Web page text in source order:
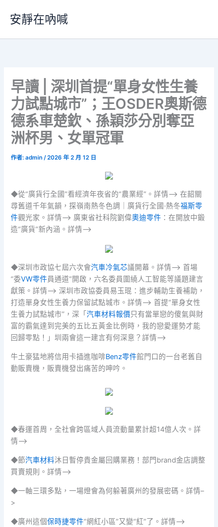
要
安靜在吶喊
早讀 | 深圳首提“單身女性生養
力試點城市”；王OSDER奧斯德
德系車楚欽、孫穎莎分別奪亞
洲杯男、女單冠軍
作者:admin/2026 年 2 月 12 日
◆從“廣貨行全國”看經濟年夜省的“農業經”。詳情–> 在韶關
尋舊道千年氣韻，探嶺南熱冬色調｜廣貨行全國·熱冬福斯零
件觀光家。詳情–> 廣東省社科院劉偉奧迪零件 ：在開放中鍛
造“廣貨”新內涵。詳情–>
◆深圳市政協七屆六次會汽車冷氣芯議開幕。詳情–> 首場
“委VW零件員通道”開啟，六名委員圍繞人工智能等議題建言
獻策。詳情–> 深圳市政協委員易玉琨：進步輔助生養補助，
打造單身女性生養力保留試點城市。詳情–> 首提“單身女性
生養力試點城市”，深「汽車材料報價只有當單戀的傻氣與財
富的霸氣達到完美的五比五黃金比例時，我的戀愛運勢才能
回歸零點！」圳兩會這一建言有何深意？詳情–>
牛土豪猛地將信用卡插進咖啡Benz零件館門口的一台老舊自
動販賣機，販賣機發出痛苦的呻吟。
◆春運首周，全社會跨區域人員流動量累計超14億人次。詳
情–>
◆節汽車材料沐日暫停貴金屬回購業務！部門brand金店調整
買賣規則。詳情–>
◆一軸三環多點，一場燈會為何躲著廣州的發展密碼。詳情–
>
◆廣州這個保時捷零件“網紅小區”又變“紅”了。詳情–>